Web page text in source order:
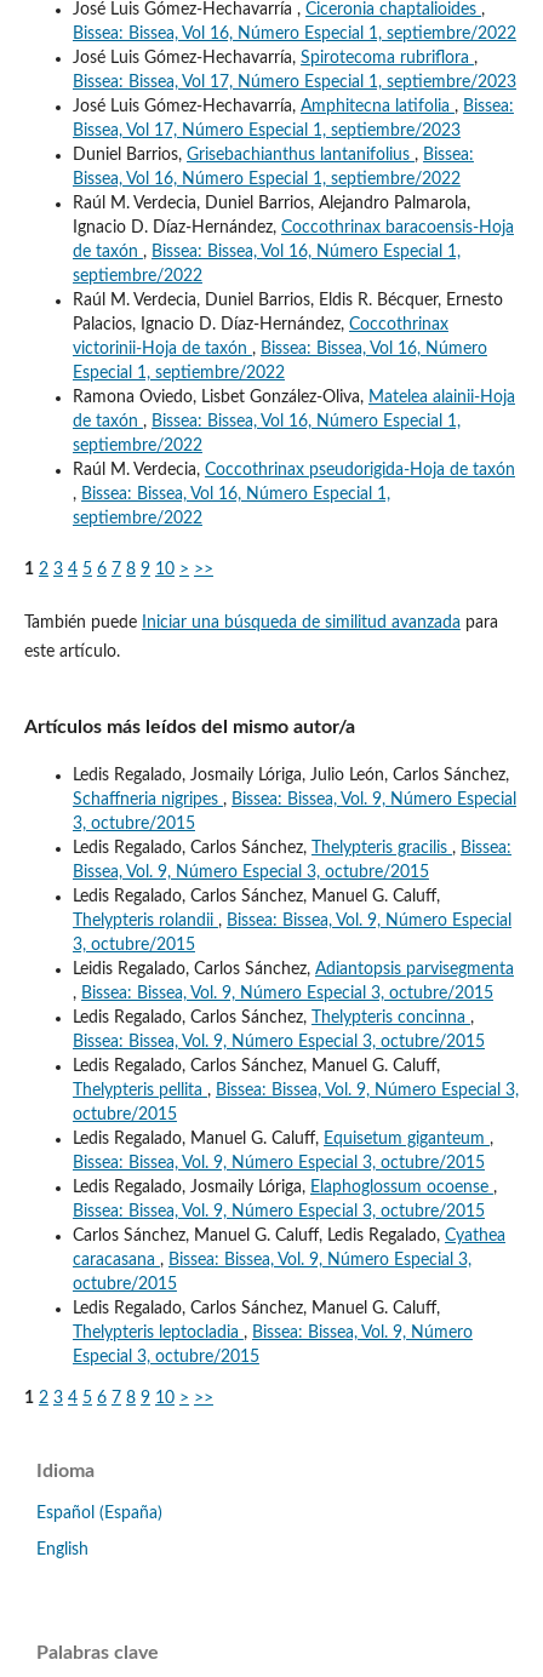
José Luis Gómez-Hechavarría , Ciceronia chaptalioides ,
Bissea: Bissea, Vol 16, Número Especial 1, septiembre/2022
José Luis Gómez-Hechavarría, Spirotecoma rubriflora ,
Bissea: Bissea, Vol 17, Número Especial 1, septiembre/2023
José Luis Gómez-Hechavarría, Amphitecna latifolia , Bissea:
Bissea, Vol 17, Número Especial 1, septiembre/2023
Duniel Barrios, Grisebachianthus lantanifolius , Bissea:
Bissea, Vol 16, Número Especial 1, septiembre/2022
Raúl M. Verdecia, Duniel Barrios, Alejandro Palmarola,
Ignacio D. Díaz-Hernández, Coccothrinax baracoensis-Hoja
de taxón , Bissea: Bissea, Vol 16, Número Especial 1,
septiembre/2022
Raúl M. Verdecia, Duniel Barrios, Eldis R. Bécquer, Ernesto
Palacios, Ignacio D. Díaz-Hernández, Coccothrinax
victorinii-Hoja de taxón , Bissea: Bissea, Vol 16, Número
Especial 1, septiembre/2022
Ramona Oviedo, Lisbet González-Oliva, Matelea alainii-Hoja
de taxón , Bissea: Bissea, Vol 16, Número Especial 1,
septiembre/2022
Raúl M. Verdecia, Coccothrinax pseudorigida-Hoja de taxón
, Bissea: Bissea, Vol 16, Número Especial 1,
septiembre/2022
1 2 3 4 5 6 7 8 9 10 > >>
También puede Iniciar una búsqueda de similitud avanzada para
este artículo.
Artículos más leídos del mismo autor/a
Ledis Regalado, Josmaily Lóriga, Julio León, Carlos Sánchez,
Schaffneria nigripes , Bissea: Bissea, Vol. 9, Número Especial
3, octubre/2015
Ledis Regalado, Carlos Sánchez,
Thelypteris gracilis , Bissea:
Bissea, Vol. 9, Número Especial 3, octubre/2015
Ledis Regalado, Carlos Sánchez, Manuel G. Caluff,
Thelypteris rolandii , Bissea: Bissea, Vol. 9, Número Especial
3, octubre/2015
Leidis Regalado, Carlos Sánchez, Adiantopsis parvisegmenta
, Bissea: Bissea, Vol. 9, Número Especial 3, octubre/2015
Ledis Regalado, Carlos Sánchez,
Thelypteris concinna ,
Bissea: Bissea, Vol. 9, Número Especial 3, octubre/2015
Ledis Regalado, Carlos Sánchez, Manuel G. Caluff,
Thelypteris pellita , Bissea: Bissea, Vol. 9, Número Especial 3,
octubre/2015
Ledis Regalado, Manuel G. Caluff, Equisetum giganteum ,
Bissea: Bissea, Vol. 9, Número Especial 3, octubre/2015
Ledis Regalado, Josmaily Lóriga, Elaphoglossum ocoense ,
Bissea: Bissea, Vol. 9, Número Especial 3, octubre/2015
Carlos Sánchez, Manuel G. Caluff, Ledis Regalado, Cyathea
caracasana , Bissea: Bissea, Vol. 9, Número Especial 3,
octubre/2015
Ledis Regalado, Carlos Sánchez, Manuel G. Caluff,
Thelypteris leptocladia , Bissea: Bissea, Vol. 9, Número
Especial 3, octubre/2015
1 2 3 4 5 6 7 8 9 10 > >>
Idioma
Español (España)
English
Palabras clave